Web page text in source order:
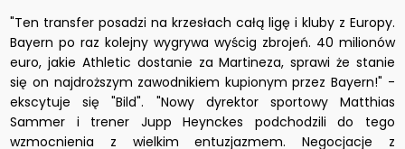
"Ten transfer posadzi na krzesłach całą ligę i kluby z Europy.
Bayern po raz kolejny wygrywa wyścig zbrojeń. 40 milionów
euro, jakie Athletic dostanie za Martineza, sprawi że stanie
się on najdroższym zawodnikiem kupionym przez Bayern!" -
ekscytuje się "Bild". "Nowy dyrektor sportowy Matthias
Sammer i trener Jupp Heynckes podchodzili do tego
wzmocnienia z wielkim entuzjazmem. Negocjacje z